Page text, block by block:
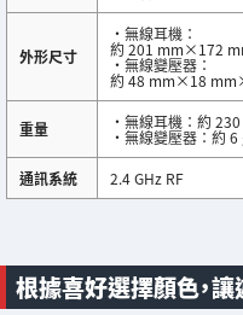
外形尺寸
・無線耳機：
約 201 mm×172
・無線變壓器：
約 48 mm×18
重量 ・無線耳機：約
・無線變壓器：約 6
通訊系統
2.4 GHz RF
根據喜好選擇顏色，